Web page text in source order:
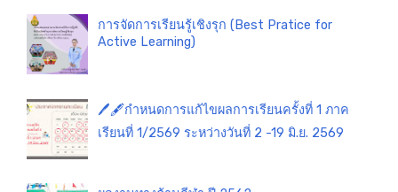
การจัดการเรียนรู้เชิงรุก (Best Pratice for
Active Learning)
🖊️🖋️กำหนดการแก้ไขผลการเรียนครั้งที่ 1 ภาค
เรียนที่ 1/2569 ระหว่างวันที่ 2 -19 มิ.ย. 2569